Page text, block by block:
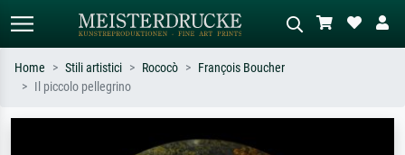
Monet, Notte stellata,
astratto con molto rosso, dipinto a
Home Stili artistici Rococò
François Boucher
Il piccolo pellegrino